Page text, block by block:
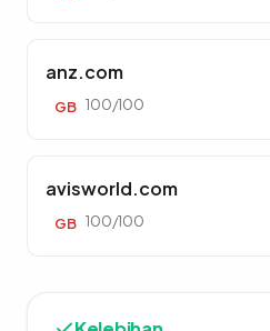
anz.com
GB 100/100
avisworld.com
GB 100/100